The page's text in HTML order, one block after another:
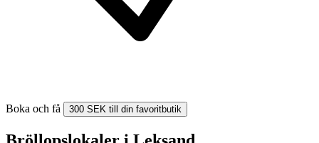
Boka och få 300 SEK till din favoritbutik